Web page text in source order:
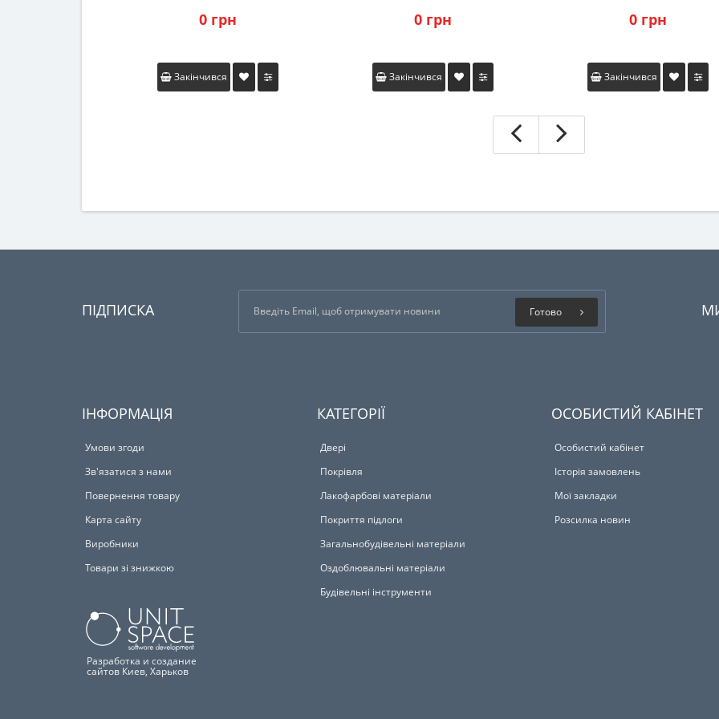
0 грн
Закінчився
0 грн
Закінчився
0 грн
Закінчився
ПІДПИСКА Готово
ІНФОРМАЦІЯ
Умови згоди
Зв'язатися з нами
Повернення товару
Карта сайту
Виробники
Товари зі знижкою
Разработка и создание
сайтов Киев, Харьков
КАТЕГОРІЇ
Двері
Покрівля
Лакофарбові матеріали
Покриття підлоги
Загальнобудівельні матеріали
Оздоблювальні матеріали
Будівельні інструменти
ОСОБИСТИЙ КАБІНЕТ
Особистий кабінет
Історія замовлень
Мої закладки
Розсилка новин